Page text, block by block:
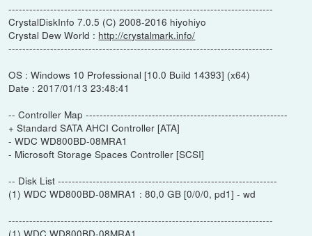
----------------------------------------------------------------------------
CrystalDiskInfo 7.0.5 (C) 2008-2016 hiyohiyo
Crystal Dew World : http://crystalmark.info/
----------------------------------------------------------------------------
OS : Windows 10 Professional [10.0 Build 14393] (x64)
Date : 2017/01/13 23:48:41
-- Controller Map ----------------------------------------------------------
+ Standard SATA AHCI Controller [ATA]
- WDC WD800BD-08MRA1
- Microsoft Storage Spaces Controller [SCSI]
-- Disk List ---------------------------------------------------------------
(1) WDC WD800BD-08MRA1 : 80,0 GB [0/0/0, pd1] - wd
----------------------------------------------------------------------------
(1) WDC WD800BD-08MRA1